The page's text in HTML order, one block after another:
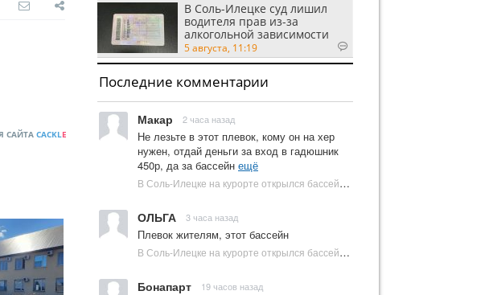
САЙТА CACKLE
В Соль-Илецке суд лишил
водителя прав из-за
алкогольной зависимости
5 августа, 11:19
Последние комментарии
Макар 2 часа назад
Не лезьте в этот плевок, кому он на хер
нужен, отдай деньги за вход в гадюшник
450р, да за бассейн ещё
В Соль-Илецке на курорте открылся бассейн с пресной водой | Новости Соль-Илецка
ОЛЬГА 3 часа назад
Плевок жителям, этот бассейн
В Соль-Илецке на курорте открылся бассейн с пресной водой | Новости Соль-Илецка
Бонапарт 19 часов назад